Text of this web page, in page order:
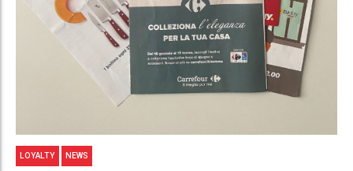
LOYALTY NEWS